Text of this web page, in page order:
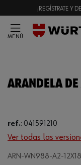
¡REGÍSTRATE Y
MENÚ
ARANDELA DE
ref.: 041591210
Ver todas las
ARN-WN988-A2-